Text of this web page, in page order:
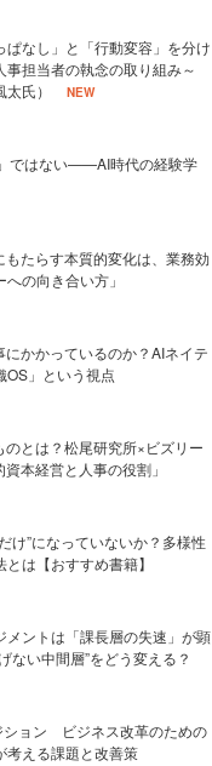
ぱなし」と「行動変容」を分け
担当者の執念の取り組み～
氏）
NEW
ではない——AI時代の経験学
たらす本質的変化は、業務効
の向き合い方」
かかっているのか？AIネイテ
OS」という視点
とは？松尾研究所×ビズリー
本経営と人事の役割」
け”になっていないか？多様性
は【おすすめ書籍】
メントは「課長層の失速」が顕
い中間層”をどう変える？
ション ビジネス改革のための
考える課題と改善策